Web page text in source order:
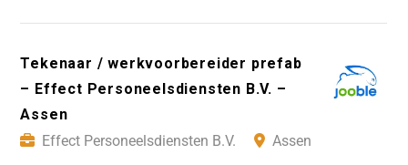
Tekenaar / werkvoorbereider prefab
– Effect Personeelsdiensten B.V. –
Assen
Effect Personeelsdiensten B.V.
Assen